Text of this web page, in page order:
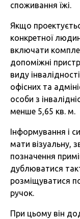
споживання їжі.
Якщо
конкретної
включати
допоміжні
виду
офісних та
особи з
менше 5,65 кв. м.
Інформування і
мати візуальну,
позначення
дублюватися
розміщуватися
ручок.
При цьому він